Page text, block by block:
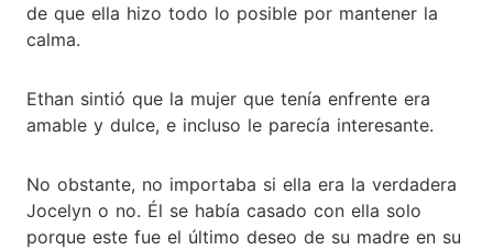
de que ella hizo todo lo posible por mantener la
calma.
Ethan sintió que la mujer que tenía enfrente era
amable y dulce, e incluso le parecía interesante.
No obstante, no importaba si ella era la verdadera
Jocelyn o no. Él se había casado con ella solo
porque este fue el último deseo de su madre en su